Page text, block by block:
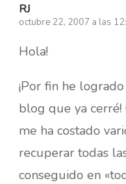
RJ
octubre 22, 2007 a las
Hola!
¡Por fin he
blog que ya
me ha costado
recuperar todas
conseguido en